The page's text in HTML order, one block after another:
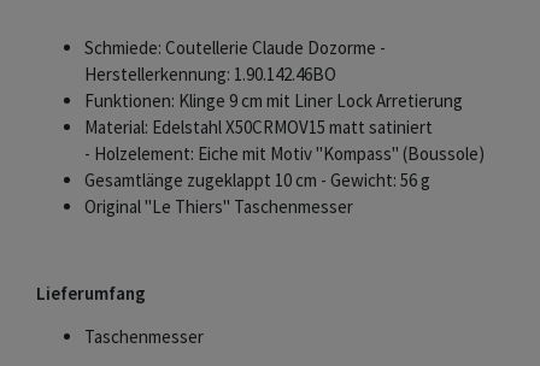
Schmiede: Coutellerie Claude Dozorme -
Herstellerkennung: 1.90.142.46BO
Funktionen: Klinge 9 cm mit Liner Lock Arretierung
Material: Edelstahl X50CRMOV15 matt satiniert
- Holzelement: Eiche mit Motiv "Kompass" (Boussole)
Gesamtlänge zugeklappt 10 cm - Gewicht: 56 g
Original "Le Thiers" Taschenmesser
Lieferumfang
Taschenmesser